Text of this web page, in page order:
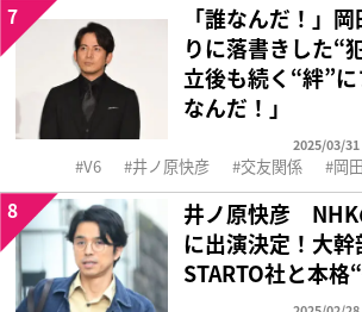
「誰なんだ！」
りに落書きした“
立後も続く“絆”
なんだ！」
2025/03/31
7
V6 井ノ原快彦 交友関係 岡
井ノ原快彦 NHK
に出演決定！大
STARTO社と本格
8